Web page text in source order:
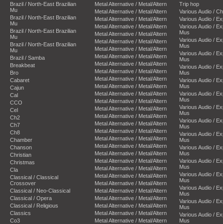
Brazil / North-East Brazilian
Mu
Brazil / North-East Brazilian
Mu
Brazil / North-East Brazilian
Mu
Brazil / North-East Brazilian
Mu
Brazil / Samba
Breakbeat
Bro
Cabaret
Cajun
Cal
CCO
Cel
Ch2
Ch7
Ch8
Chamber
Chanson
Christian
Christmas
Cla
Classical / Classical
Crossover
Classical / Neo-Classical
Classical / Opera
Classical / Religious
Classics
Co3
Metal Alternative / Metal/Altern
Metal Alternative / Metal/Altern
Metal Alternative / Metal/Altern
Metal Alternative / Metal/Altern
Metal Alternative / Metal/Altern
Metal Alternative / Metal/Altern
Metal Alternative / Metal/Altern
Metal Alternative / Metal/Altern
Metal Alternative / Metal/Altern
Metal Alternative / Metal/Altern
Metal Alternative / Metal/Altern
Metal Alternative / Metal/Altern
Metal Alternative / Metal/Altern
Metal Alternative / Metal/Altern
Metal Alternative / Metal/Altern
Metal Alternative / Metal/Altern
Metal Alternative / Metal/Altern
Metal Alternative / Metal/Altern
Metal Alternative / Metal/Altern
Metal Alternative / Metal/Altern
Metal Alternative / Metal/Altern
Metal Alternative / Metal/Altern
Metal Alternative / Metal/Altern
Metal Alternative / Metal/Altern
Metal Alternative / Metal/Altern
Metal Alternative / Metal/Altern
Metal Alternative / Metal/Altern
Metal Alternative / Metal/Altern
Metal Alternative / Metal/Altern
Metal Alternative / Metal/Altern
Trip hop
Various Audio /
Various Audio /
Various Audio /
Mus
Various Audio /
Mus
Various Audio /
Mus
Various Audio /
Mus
Various Audio /
Mus
Various Audio /
Mus
Various Audio /
Mus
Various Audio /
Mus
Various Audio /
Mus
Various Audio /
Mus
Various Audio /
Mus
Various Audio /
Mus
Various Audio /
Mus
Various Audio /
Mus
Various Audio /
Mus